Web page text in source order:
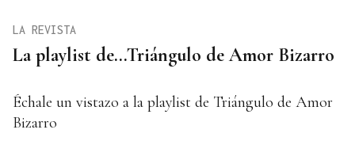
La playlist de...Triángulo de Amor Bizarro
LA REVISTA
Échale un vistazo a la playlist de Triángulo de Amor
Bizarro